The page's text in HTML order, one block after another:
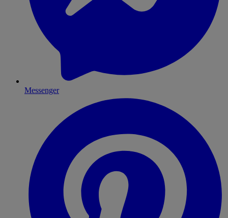
Messenger